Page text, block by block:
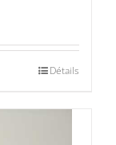
Détails